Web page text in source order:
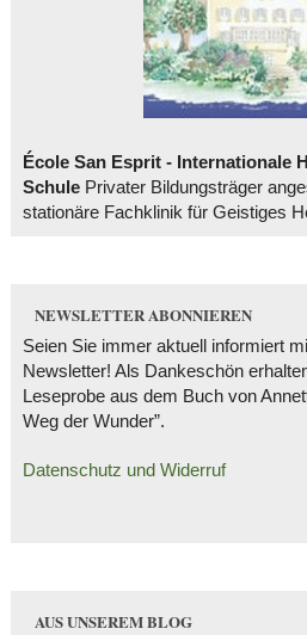
École San Esprit - Internationale
SchulePrivater Bildungsträger
stationäre Fachklinik für Geistiges
NEWSLETTER ABONNIEREN
Seien Sie immer aktuell informiert
Newsletter! Als Dankeschön
Leseprobe aus dem Buch von
Weg der Wunder”.
Datenschutz und Widerruf
AUS UNSEREM BLOG